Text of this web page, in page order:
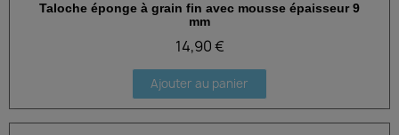
Aperçu rapide
Taloche éponge à grain fin avec mousse épaisseur 9
mm
14,90 €
Ajouter au panier